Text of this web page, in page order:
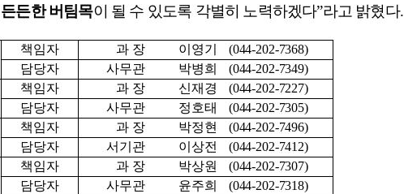
든한 버팀목이 될 수 있도록 각별히 노력하겠다”라고 밝혔다.
책임자 과 장 이영기
(044-202-7368)
담당자 사무관 박병희
(044-202-7349)
책임자 과 장 신재경
(044-202-7227)
담당자 사무관 정호태
(044-202-7305)
책임자 과 장 박정현
(044-202-7496)
담당자 서기관 이상전
(044-202-7412)
책임자 과 장 박상원
(044-202-7307)
담당자 사무관 윤주희 (044-202-7318)